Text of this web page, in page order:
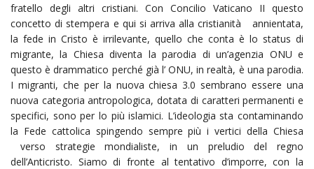
fratello degli altri cristiani. Con Concilio Vaticano II questo
concetto di stempera e qui si arriva alla cristianità annientata,
la fede in Cristo è irrilevante, quello che conta è lo status di
migrante, la Chiesa diventa la parodia di un’agenzia ONU e
questo è drammatico perché già l’ ONU, in realtà, è una parodia.
I migranti, che per la nuova chiesa 3.0 sembrano essere una
nuova categoria antropologica, dotata di caratteri permanenti e
specifici, sono per lo più islamici. L’ideologia sta contaminando
la Fede cattolica spingendo sempre più i vertici della Chiesa
verso strategie mondialiste, in un preludio del regno
dell’Anticristo. Siamo di fronte al tentativo d’imporre, con la